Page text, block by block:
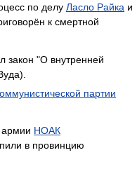
по делу Ласло Райка и
к смертной
закон "О внутренней
партии
НОАК
в провинцию